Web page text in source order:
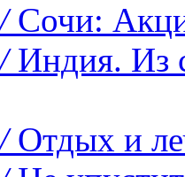
/ Сочи:
/ Индия. Из
/ Отдых и